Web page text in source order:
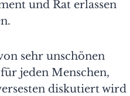
und Rat erlassen
sehr unschönen
jeden Menschen,
diskutiert wird